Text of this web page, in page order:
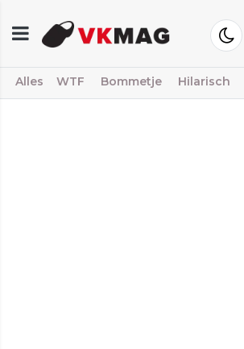
Alles WTF Bommetje Hilarisch